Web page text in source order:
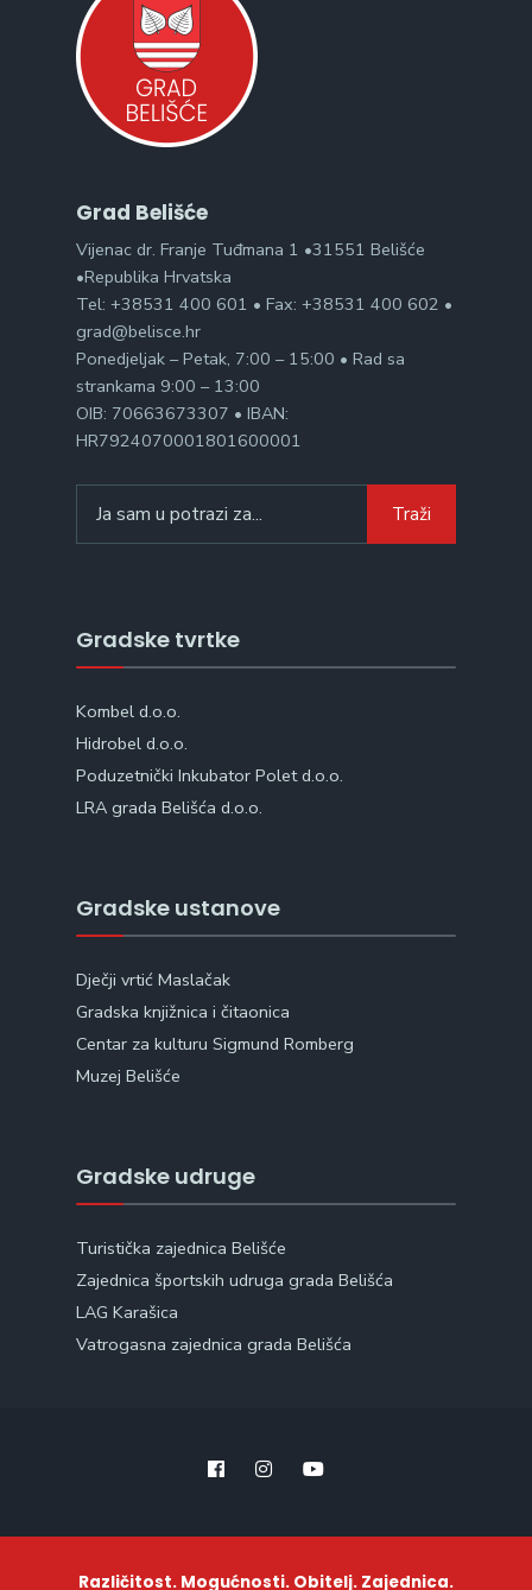
Grad Belišće
Vijenac dr. Franje Tuđmana 1 •31551 Belišće
•Republika Hrvatska
Tel: +38531 400 601 • Fax: +38531 400 602 •
grad@belisce.hr
Ponedjeljak – Petak, 7:00 – 15:00 • Rad sa
strankama 9:00 – 13:00
OIB: 70663673307 • IBAN:
HR7924070001801600001
for:
Traži
Gradske tvrtke
Kombel d.o.o.
Hidrobel d.o.o.
Poduzetnički Inkubator Polet d.o.o.
LRA grada Belišća d.o.o.
Gradske ustanove
Dječji vrtić Maslačak
Gradska knjižnica i čitaonica
Centar za kulturu Sigmund Romberg
Muzej Belišće
Gradske udruge
Turistička zajednica Belišće
Zajednica športskih udruga grada Belišća
LAG Karašica
Vatrogasna zajednica grada Belišća
Različitost. Mogućnosti. Obitelj. Zajednica.